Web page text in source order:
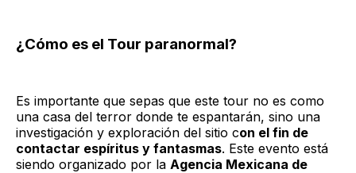
¿Cómo es el Tour paranormal?
Es importante que sepas que este tour no es como
una casa del terror donde te espantarán, sino una
investigación y exploración del sitio con el fin de
contactar espíritus y fantasmas. Este evento está
siendo organizado por la Agencia Mexicana de